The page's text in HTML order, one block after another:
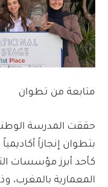
متابعة من تطوان
حققت المدرسة
بتطوان إنجازاً
كأحد أبرز مؤسسات
المعمارية بالمغرب،